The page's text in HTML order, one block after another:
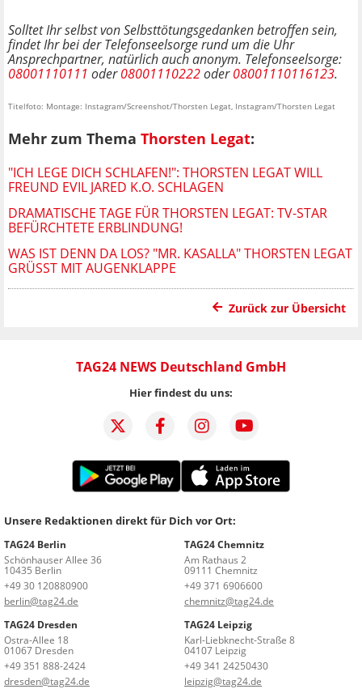
Solltet Ihr selbst von Selbsttötungsgedanken betroffen sein,
findet Ihr bei der Telefonseelsorge rund um die Uhr
Ansprechpartner, natürlich auch anonym. Telefonseelsorge:
08001110111 oder08001110222oder08001110116123.
Titelfoto: Montage: Instagram/Screenshot/Thorsten Legat, Instagram/Thorsten Legat
Mehr zum Thema Thorsten Legat:
"ICH LEGE DICH SCHLAFEN!": THORSTEN LEGAT WILL
FREUND EVIL JARED K.O. SCHLAGEN
DRAMATISCHE TAGE FÜR THORSTEN LEGAT: TV-STAR
BEFÜRCHTETE ERBLINDUNG!
WAS IST DENN DA LOS? "MR. KASALLA" THORSTEN LEGAT
GRÜSST MIT AUGENKLAPPE
Zurück zur Übersicht
TAG24 NEWS Deutschland GmbH
Hier findest du uns:
Unsere Redaktionen direkt für Dich vor Ort:
TAG24 Berlin
Schönhauser Allee 36
10435 Berlin
+49 30 120880900
berlin@tag24.de
TAG24 Chemnitz
Am Rathaus 2
09111 Chemnitz
+49 371 6906600
chemnitz@tag24.de
TAG24 Dresden
Ostra-Allee 18
01067 Dresden
+49 351 888-2424
dresden@tag24.de
TAG24 Leipzig
Karl-Liebknecht-Straße 8
04107 Leipzig
+49 341 24250430
leipzig@tag24.de